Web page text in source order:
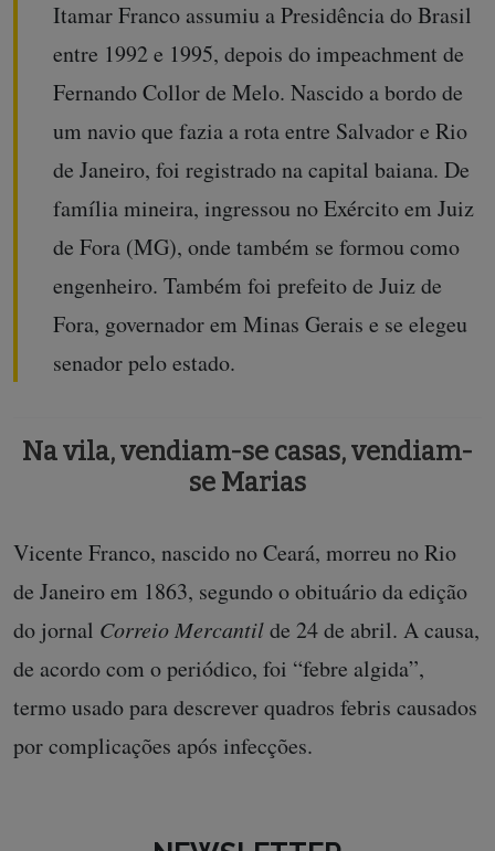
Itamar Franco assumiu a Presidência do Brasil
entre 1992 e 1995, depois do impeachment de
Fernando Collor de Melo. Nascido a bordo de
um navio que fazia a rota entre Salvador e Rio
de Janeiro, foi registrado na capital baiana. De
família mineira, ingressou no Exército em Juiz
de Fora (MG), onde também se formou como
engenheiro. Também foi prefeito de Juiz de
Fora, governador em Minas Gerais e se elegeu
senador pelo estado.
Na vila, vendiam-se casas, vendiam-
se Marias
Vicente Franco, nascido no Ceará, morreu no Rio
de Janeiro em 1863, segundo o obituário da edição
do jornal Correio Mercantilde 24 de abril. A causa,
de acordo com o periódico, foi “febre algida”,
termo usado para descrever quadros febris causados
por complicações após infecções.